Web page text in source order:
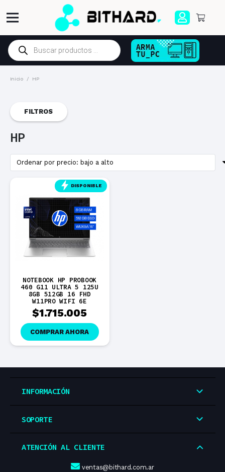
Búsqueda
de
productos
Inicio / HP
FILTROS
HP
DISPONIBLE
NOTEBOOK HP PROBOOK
460 G11 ULTRA 5 125U
8GB 512GB 16 FHD
W11PRO WIFI 6E
$1.715.005
COMPRAR AHORA
INFORMACIÓN
SOPORTE
ATENCIÓN AL CLIENTE
ventas@bithard.com.ar